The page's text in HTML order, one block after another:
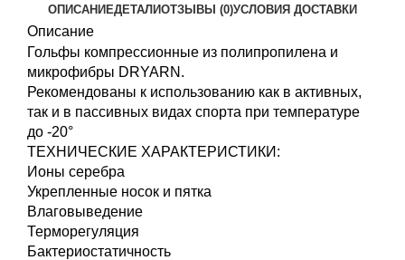
+30°
До
-20°
ОПИСАНИЕДЕТАЛИОТЗЫВЫ (0)УСЛОВИЯ ДОСТАВКИ
Описание
Гольфы компрессионные из полипропилена и
микрофибры DRYARN.
Рекомендованы к использованию как в активных,
так и в пассивных видах спорта при температуре
до -20°
ТЕХНИЧЕСКИЕ ХАРАКТЕРИСТИКИ:
Ионы серебра
Укрепленные носок и пятка
Влаговыведение
Терморегуляция
Бактериостатичность